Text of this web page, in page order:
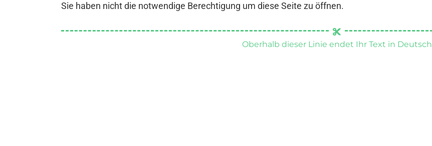
Sie haben nicht die notwendige Berechtigung um diese Seite zu öffnen.
Oberhalb dieser Linie endet Ihr Text in Deutsch